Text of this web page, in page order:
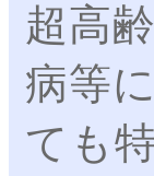
超高
病等
ても